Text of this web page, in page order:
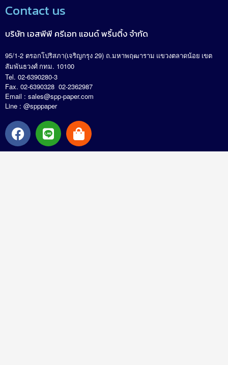
Contact us
บริษัท เอสพีพี ครีเอท แอนด์ พริ้นติ้ง จำกัด
95/1-2 ตรอกโปริสภา(เจริญกรุง 29) ถ.มหาพฤฒาราม แขวงตลาดน้อย เขต
สัมพันธวงศ์ กทม. 10100
Tel. 02-6390280-3
Fax. 02-6390328 02-2362987
Email : sales@spp-paper.com
Line : @spppaper